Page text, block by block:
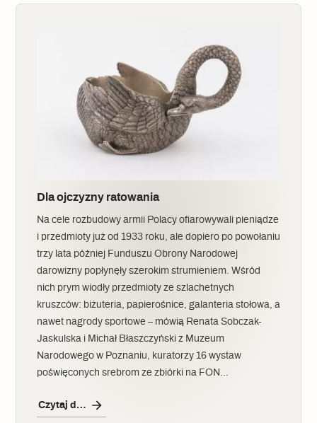
Dla ojczyzny ratowania
Na cele rozbudowy armii Polacy ofiarowywali pieniądze
i przedmioty już od 1933 roku, ale dopiero po powołaniu
trzy lata później Funduszu Obrony Narodowej
darowizny popłynęły szerokim strumieniem. Wśród
nich prym wiodły przedmioty ze szlachetnych
kruszców: biżuteria, papierośnice, galanteria stołowa, a
nawet nagrody sportowe – mówią Renata Sobczak-
Jaskulska i Michał Błaszczyński z Muzeum
Narodowego w Poznaniu, kuratorzy 16 wystaw
poświęconych srebrom ze zbiórki na FON…
Czytaj dalej